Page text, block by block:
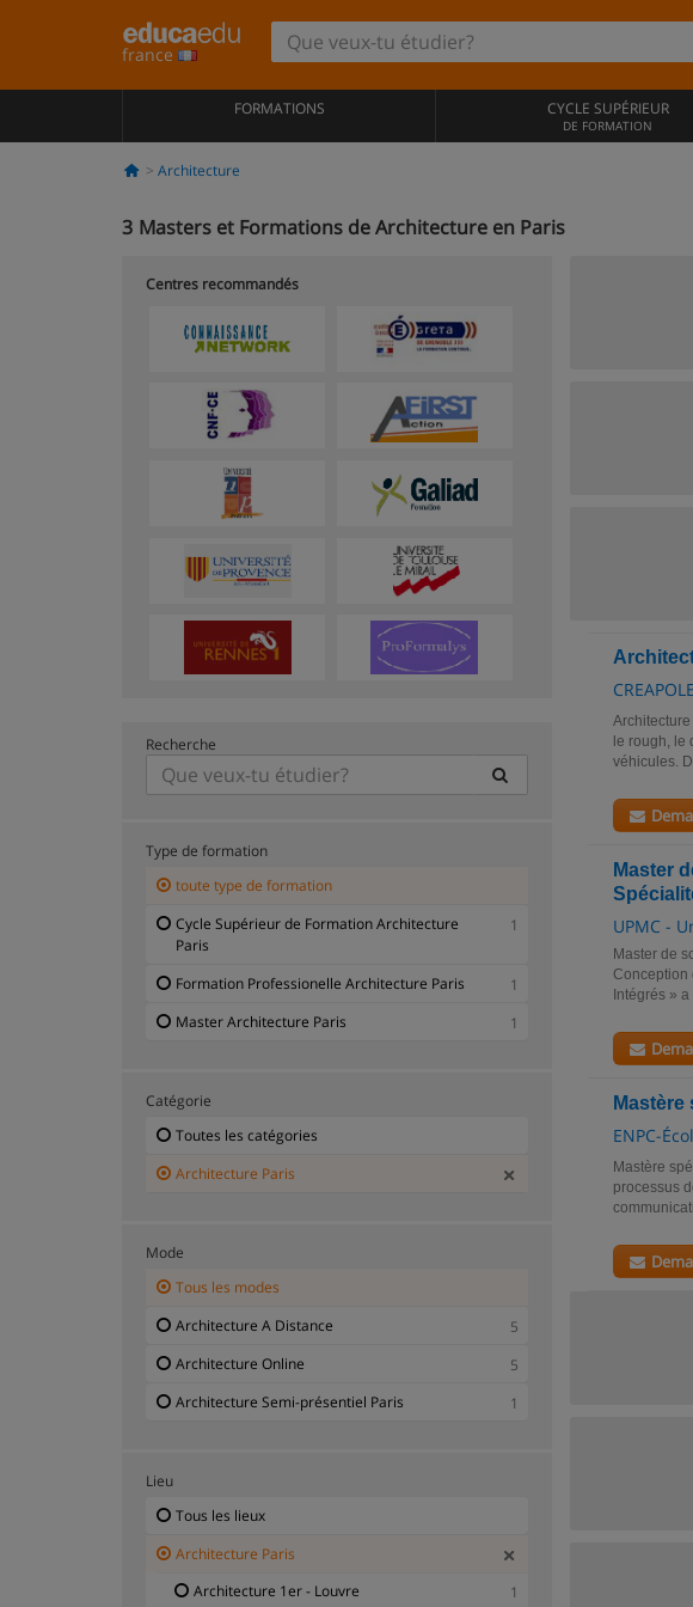
france
FORMATIONS CYCLE SUPÉRIEUR
DE FORMATION
Architecture
3 Masters et Formations de Architecture en Paris
le rough, le
véhicules.
Master
UPMC -
Master de
Conception
Intégrés »
ENPC-
Mastère
processus
Centres recommandés
Recherche
Type de formation
toute type de formation
Cycle Supérieur de Formation Architecture
Paris
1
Formation Professionelle Architecture Paris
1
Master Architecture Paris
1
Catégorie
Toutes les catégories
Architecture Paris
Mode
Tous les modes
Architecture A Distance
5
Architecture Online
5
Architecture Semi-présentiel Paris
1
Lieu
Tous les lieux
Architecture Paris
Architecture 1er - Louvre
1